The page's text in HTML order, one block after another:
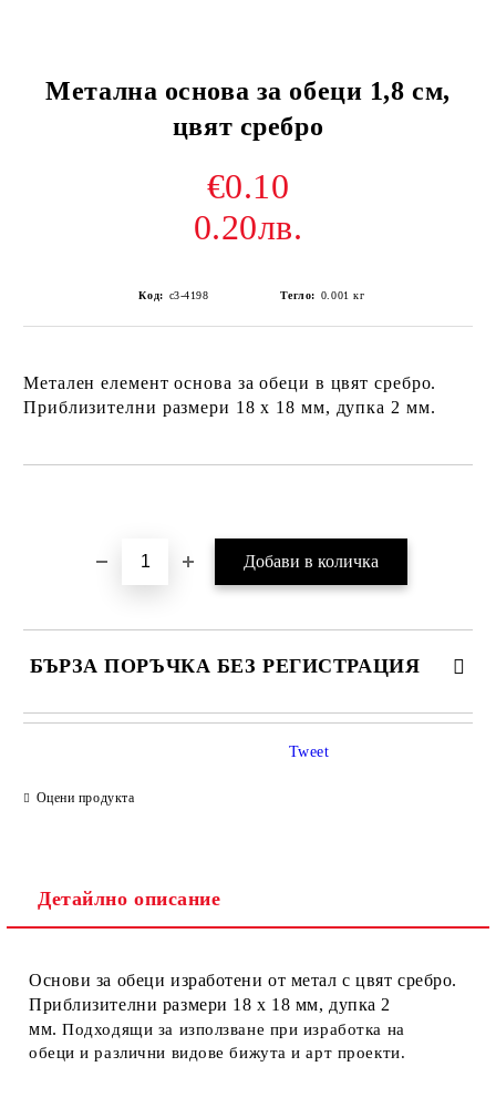
Метална основа за обеци 1,8 см,
цвят сребро
€0.10
0.20лв.
Код: с3-4198 Тегло: 0.001 кг
Метален елемент основа за обеци в цвят сребро.
Приблизителни размери 18 х 18 мм, дупка 2 мм.
БЪРЗА ПОРЪЧКА БЕЗ РЕГИСТРАЦИЯ
Оцени продукта
Tweet
Детайлно описание
Основи за обеци изработени от метал с цвят сребро.
Приблизителни размери 18 х 18 мм, дупка 2
мм.Подходящи за използване при изработка на
обеци и различни видове бижута и арт проекти.